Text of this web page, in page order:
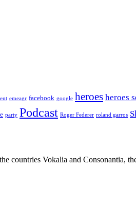
emeagr facebook google heroes heroes
party Podcast Roger Federer roland garros
countries Vokalia and Consonantia,